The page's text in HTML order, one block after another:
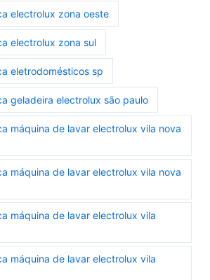
electrolux zona oeste
electrolux zona sul
eletrodomésticos sp
geladeira electrolux são paulo
máquina de lavar electrolux vila nova
máquina de lavar electrolux vila nova
máquina de lavar electrolux vila
máquina de lavar electrolux vila